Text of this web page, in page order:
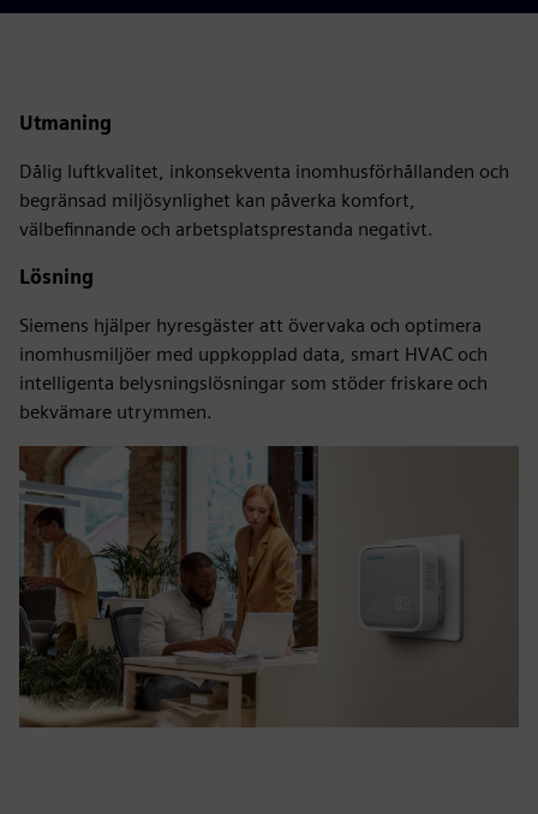
Utmaning
Dålig luftkvalitet, inkonsekventa inomhusförhållanden och
begränsad miljösynlighet kan påverka komfort,
välbefinnande och arbetsplatsprestanda negativt.
Lösning
Siemens hjälper hyresgäster att övervaka och optimera
inomhusmiljöer med uppkopplad data, smart HVAC och
intelligenta belysningslösningar som stöder friskare och
bekvämare utrymmen.